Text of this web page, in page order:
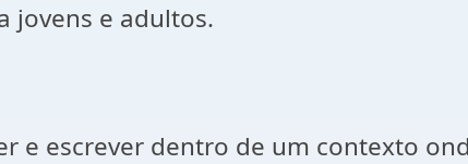
jovens e adultos.
e escrever dentro de um contexto